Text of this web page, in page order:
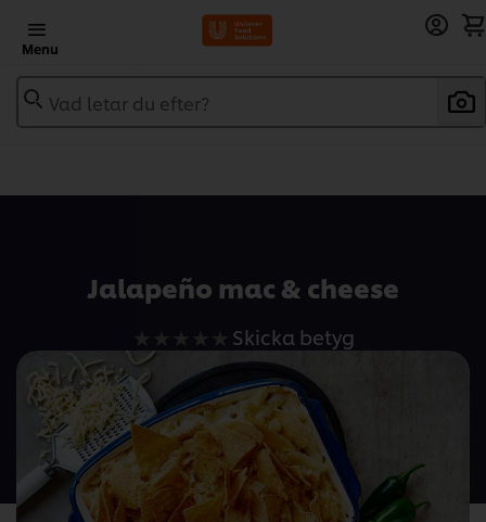
Menu
Vad letar du efter?
Jalapeño mac & cheese
Inga
betyg
har
skickats
för
denna
recipe
Skicka betyg